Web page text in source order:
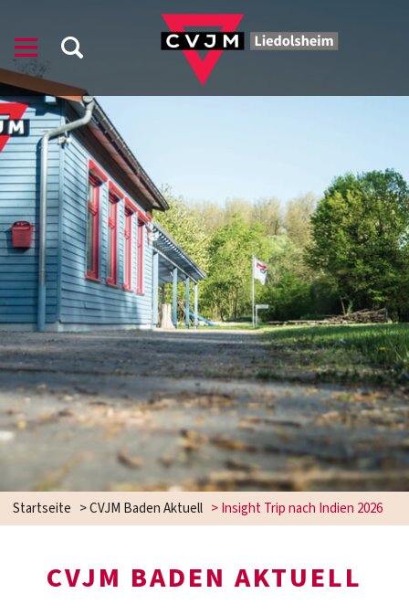
Startseite >CVJM Baden Aktuell >Insight Trip nach Indien 2026
CVJM BADEN AKTUELL